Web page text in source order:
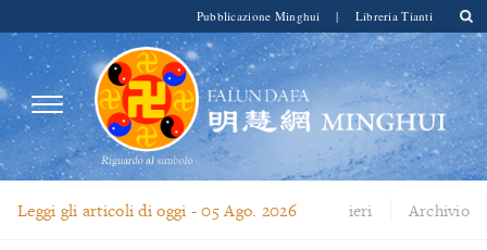
Pubblicazione Minghui | Libreria Tianti
Leggi gli articoli di oggi -05 Ago. 2026 ieri Archivio